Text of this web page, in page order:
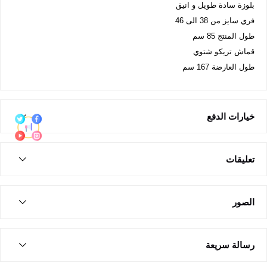
بلوزة سادة طويل و انيق
فري سايز من 38 الى 46
طول المنتج 85 سم
قماش تريكو شتوي
طول العارضة 167 سم
خيارات الدفع
تعليقات
الصور
رسالة سريعة